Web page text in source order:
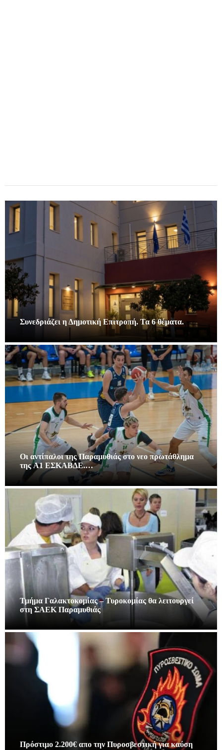
Συνεδριάζει η Δημοτική Επιτροπή. Τα 6 θέματα.
Οι αντίπαλοι της Παραμυθιάς στο νεο πρωτάθλημα
της A1 ΕΣΚΑΒΔΕ.…
Τμήμα Γαλακτοκομίας – Τυροκομίας θα λειτουργεί
στη ΣΑΕΚ Παραμυθιάς
Πρόστιμο 2.200€ απο την Πυροσβεστική για καύση